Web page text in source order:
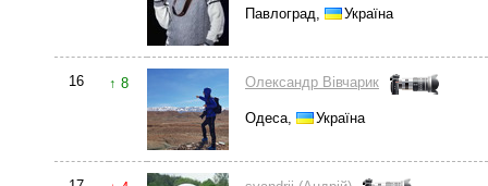
Павлоград, Україна
16 ↑ 8 Олександр Вівчарик
Одеса, Україна